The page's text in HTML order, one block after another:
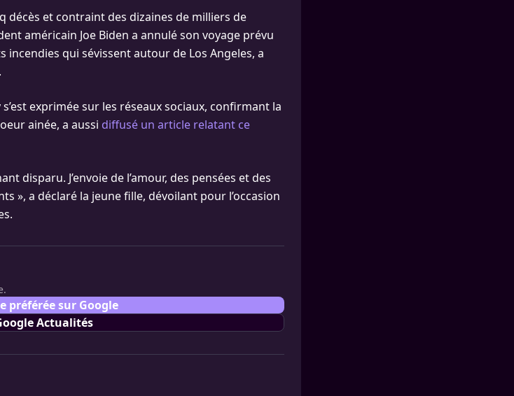
décès et contraint des dizaines de milliers de
américain Joe Biden a annulé son voyage prévu
incendies qui sévissent autour de Los Angeles, a
exprimée sur les réseaux sociaux, confirmant la
ainée, a aussi diffusé un article relatant ce
disparu. J’envoie de l’amour, des pensées et des
», a déclaré la jeune fille, dévoilant pour l’occasion
préférée sur Google
Actualités